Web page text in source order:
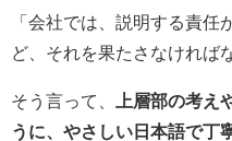
「会社では、説明する責任
ど、それを果たさなければ
そう言って、 上層部の考え
うに、やさしい日本語で丁